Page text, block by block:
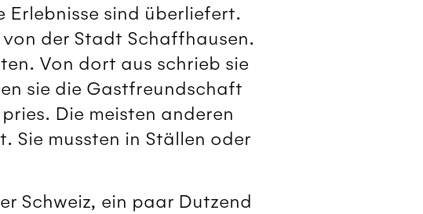
Erlebnisse sind überliefert.
der Stadt Schaffhausen.
Von dort aus schrieb sie
sie die Gastfreundschaft
Die meisten anderen
Sie mussten in Ställen oder
Schweiz, ein paar Dutzend